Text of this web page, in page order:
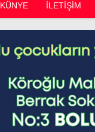
KÜNYE İLETİŞİM